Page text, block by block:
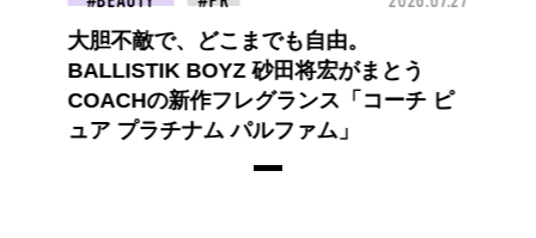
大胆不敵で、どこまでも自由。
BALLISTIK BOYZ 砂田将宏がまとう
COACHの新作フレグランス「コーチ ピ
ュア プラチナム パルファム」